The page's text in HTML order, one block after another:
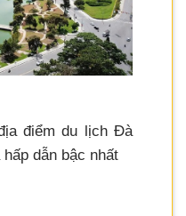
điểm du lịch Đà
dẫn bậc nhất